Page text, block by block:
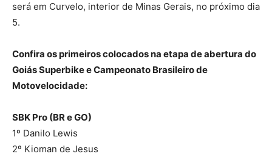
será em Curvelo, interior de Minas Gerais, no próximo dia
5.
Confira os primeiros colocados na etapa de abertura do
Goiás Superbike e Campeonato Brasileiro de
Motovelocidade:
SBK Pro (BR e GO)
1º Danilo Lewis
2º Kioman de Jesus